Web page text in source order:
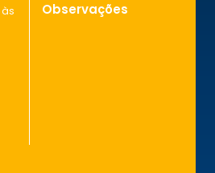
Observações